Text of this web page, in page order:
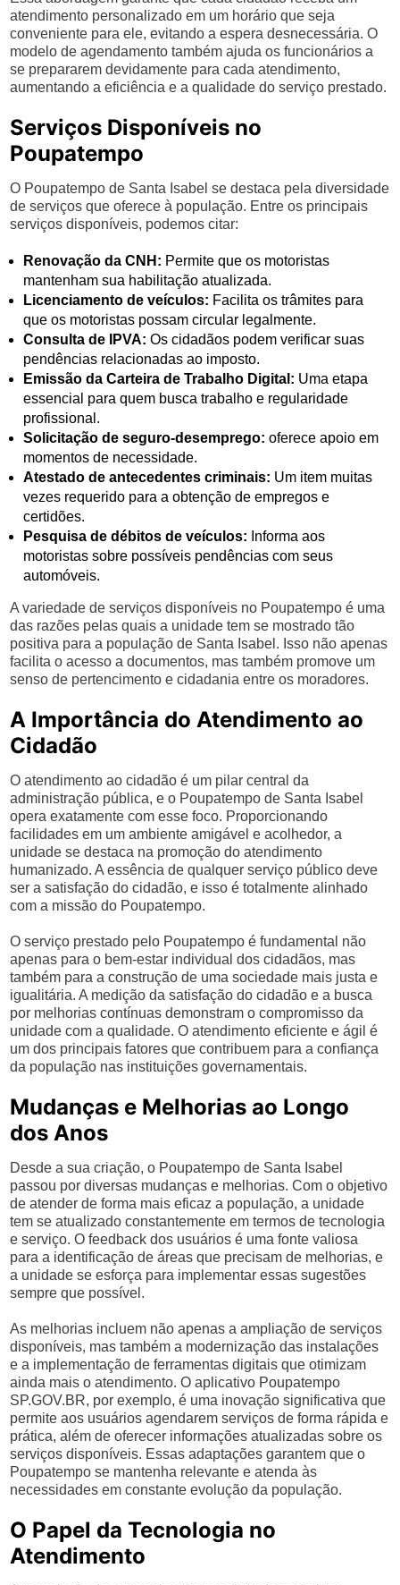
atendimento personalizado em um horário que seja
conveniente para ele, evitando a espera desnecessária. O
modelo de agendamento também ajuda os funcionários a
se prepararem devidamente para cada atendimento,
aumentando a eficiência e a qualidade do serviço prestado.
Serviços Disponíveis no
Poupatempo
O Poupatempo de Santa Isabel se destaca pela diversidade
de serviços que oferece à população. Entre os principais
serviços disponíveis, podemos citar:
Renovação da CNH: Permite que os motoristas
mantenham sua habilitação atualizada.
Licenciamento de veículos: Facilita os trâmites para
que os motoristas possam circular legalmente.
Consulta de IPVA: Os cidadãos podem verificar suas
pendências relacionadas ao imposto.
Emissão da Carteira de Trabalho Digital: Uma etapa
essencial para quem busca trabalho e regularidade
profissional.
Solicitação de seguro-desemprego: oferece apoio em
momentos de necessidade.
Atestado de antecedentes criminais: Um item muitas
vezes requerido para a obtenção de empregos e
certidões.
Pesquisa de débitos de veículos: Informa aos
motoristas sobre possíveis pendências com seus
automóveis.
A variedade de serviços disponíveis no Poupatempo é uma
das razões pelas quais a unidade tem se mostrado tão
positiva para a população de Santa Isabel. Isso não apenas
facilita o acesso a documentos, mas também promove um
senso de pertencimento e cidadania entre os moradores.
A Importância do Atendimento ao
Cidadão
O atendimento ao cidadão é um pilar central da
administração pública, e o Poupatempo de Santa Isabel
opera exatamente com esse foco. Proporcionando
facilidades em um ambiente amigável e acolhedor, a
unidade se destaca na promoção do atendimento
humanizado. A essência de qualquer serviço público deve
ser a satisfação do cidadão, e isso é totalmente alinhado
com a missão do Poupatempo.
O serviço prestado pelo Poupatempo é fundamental não
apenas para o bem-estar individual dos cidadãos, mas
também para a construção de uma sociedade mais justa e
igualitária. A medição da satisfação do cidadão e a busca
por melhorias contínuas demonstram o compromisso da
unidade com a qualidade. O atendimento eficiente e ágil é
um dos principais fatores que contribuem para a confiança
da população nas instituições governamentais.
Mudanças e Melhorias ao Longo
dos Anos
Desde a sua criação, o Poupatempo de Santa Isabel
passou por diversas mudanças e melhorias. Com o objetivo
de atender de forma mais eficaz a população, a unidade
tem se atualizado constantemente em termos de tecnologia
e serviço. O feedback dos usuários é uma fonte valiosa
para a identificação de áreas que precisam de melhorias, e
a unidade se esforça para implementar essas sugestões
sempre que possível.
As melhorias incluem não apenas a ampliação de serviços
disponíveis, mas também a modernização das instalações
e a implementação de ferramentas digitais que otimizam
ainda mais o atendimento. O aplicativo Poupatempo
SP.GOV.BR, por exemplo, é uma inovação significativa que
permite aos usuários agendarem serviços de forma rápida e
prática, além de oferecer informações atualizadas sobre os
serviços disponíveis. Essas adaptações garantem que o
Poupatempo se mantenha relevante e atenda às
necessidades em constante evolução da população.
O Papel da Tecnologia no
Atendimento